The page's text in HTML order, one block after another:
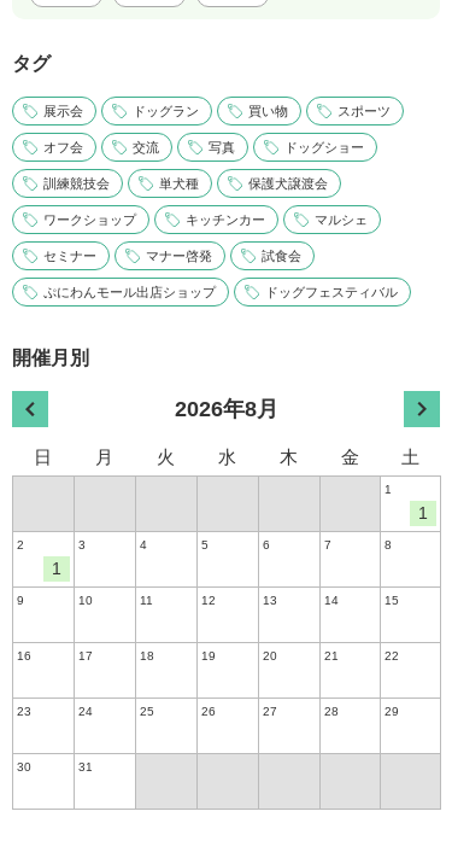
タグ
展示会 ドッグラン 買い物 スポーツ
オフ会 交流 写真 ドッグショー
訓練競技会 単犬種 保護犬譲渡会
ワークショップ キッチンカー マルシェ
セミナー マナー啓発 試食会
ぷにわんモール出店ショップ ドッグフェスティバル
開催月別
2026年8月
日 月 火 水 木 金 土
1
1
2
1
3 4 5 6 7 8
9 10 11 12 13 14 15
16 17 18 19 20 21 22
23 24 25 26 27 28 29
30 31